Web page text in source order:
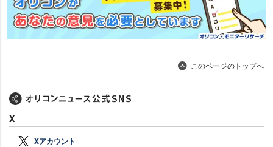
このページのトップへ
X
Xアカウント